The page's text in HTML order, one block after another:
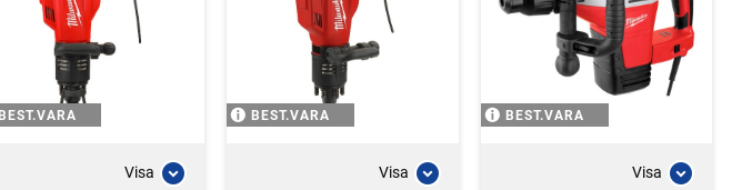
Visa
BEST.VARA
Visa
BEST.VARA
Visa